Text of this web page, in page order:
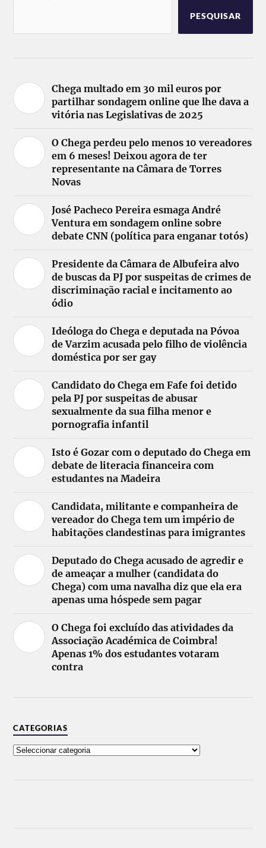
PESQUISAR
Chega multado em 30 mil euros por
partilhar sondagem online que lhe dava a
vitória nas Legislativas de 2025
O Chega perdeu pelo menos 10 vereadores
em 6 meses! Deixou agora de ter
representante na Câmara de Torres
Novas
José Pacheco Pereira esmaga André
Ventura em sondagem online sobre
debate CNN (política para enganar totós)
Presidente da Câmara de Albufeira alvo
de buscas da PJ por suspeitas de crimes de
discriminação racial e incitamento ao
ódio
Ideóloga do Chega e deputada na Póvoa
de Varzim acusada pelo filho de violência
doméstica por ser gay
Candidato do Chega em Fafe foi detido
pela PJ por suspeitas de abusar
sexualmente da sua filha menor e
pornografia infantil
Isto é Gozar com o deputado do Chega em
debate de literacia financeira com
estudantes na Madeira
Candidata, militante e companheira de
vereador do Chega tem um império de
habitações clandestinas para imigrantes
Deputado do Chega acusado de agredir e
de ameaçar a mulher (candidata do
Chega) com uma navalha diz que ela era
apenas uma hóspede sem pagar
O Chega foi excluído das atividades da
Associação Académica de Coimbra!
Apenas 1% dos estudantes votaram
contra
CATEGORIAS